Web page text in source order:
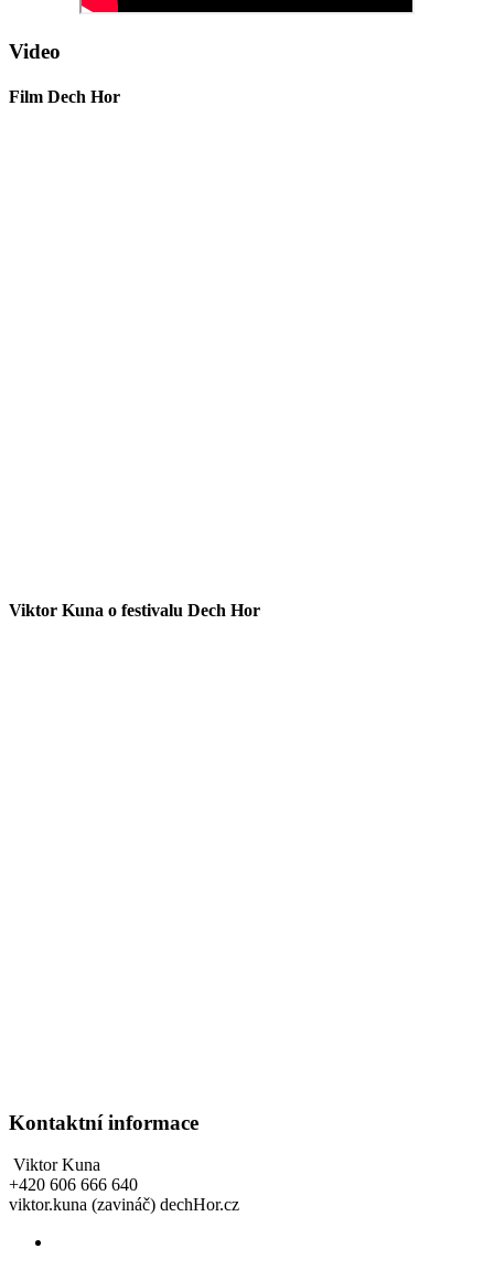
Video
Film Dech Hor
Viktor Kuna o festivalu Dech Hor
Kontaktní informace
Viktor Kuna
+420 606 666 640
viktor.kuna (zavináč) dechHor.cz